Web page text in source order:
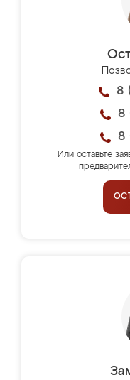
8
8
8
Или оставьте